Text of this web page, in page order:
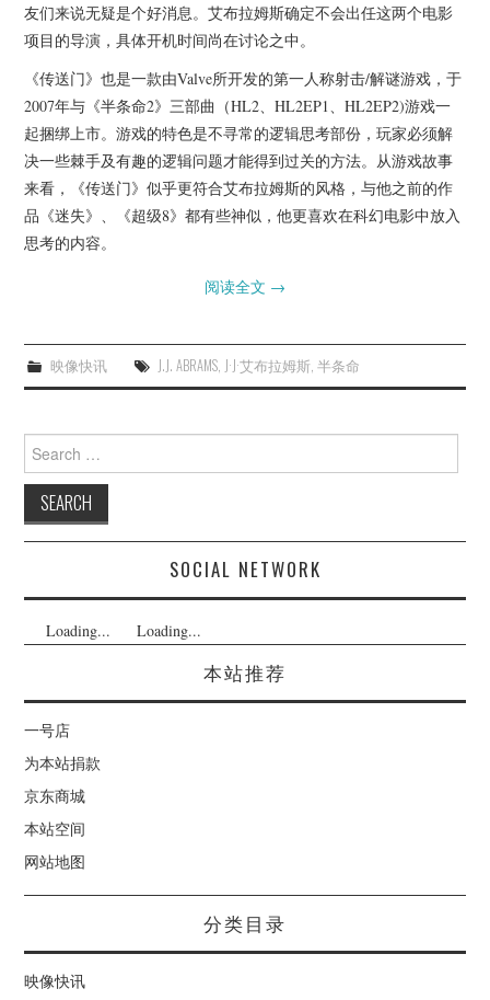
推荐电影
友们来说无疑是个好消息。艾布拉姆斯确定不会出任这两个电影
项目的导演，具体开机时间尚在讨论之中。
《传送门》也是一款由Valve所开发的第一人称射击/解谜游戏，于
2007年与《半条命2》三部曲（HL2、HL2EP1、HL2EP2)游戏一
起捆绑上市。游戏的特色是不寻常的逻辑思考部份，玩家必须解
决一些棘手及有趣的逻辑问题才能得到过关的方法。从游戏故事
来看，《传送门》似乎更符合艾布拉姆斯的风格，与他之前的作
品《迷失》、《超级8》都有些神似，他更喜欢在科幻电影中放入
思考的内容。
阅读全文 →
映像快讯 J.J. ABRAMS, J·J·艾布拉姆斯, 半条命
Search
for:
SOCIAL NETWORK
Loading... Loading...
本站推荐
一号店
为本站捐款
京东商城
本站空间
网站地图
分类目录
映像快讯